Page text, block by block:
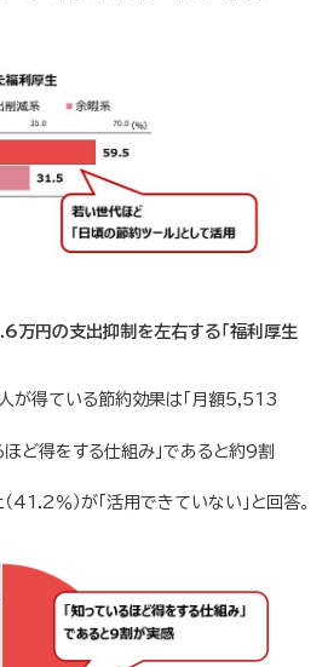
万円の支出抑制を左右する「福利厚生
が得ている節約効果は「月額5,513
ほど得をする仕組み」であると約9割
41.2％）が「活用できていない」と回答。